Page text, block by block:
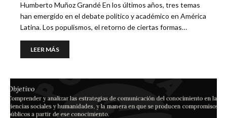
Humberto Muñoz Grandé En los últimos años, tres temas
han emergido en el debate político y académico en América
Latina. Los populismos, el retorno de ciertas formas…
LEER MÁS